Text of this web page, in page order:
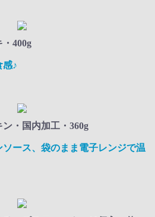
400g
感♪
ン・国内加工・360g
ース、袋のまま電子レンジで温